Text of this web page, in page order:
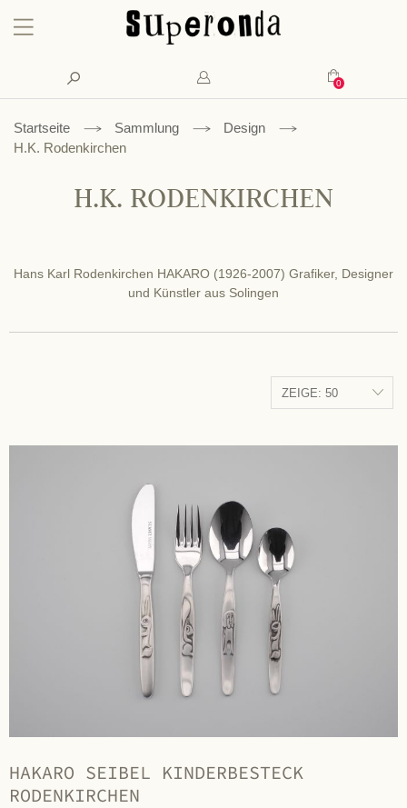
Konto
Mein
Suche
Startseite Sammlung
Design
H.K. Rodenkirchen
H.K. RODENKIRCHEN
Hans Karl Rodenkirchen HAKARO (1926-2007) Grafiker, Designer
und Künstler aus Solingen
HAKARO SEIBEL KINDERBESTECK
RODENKIRCHEN